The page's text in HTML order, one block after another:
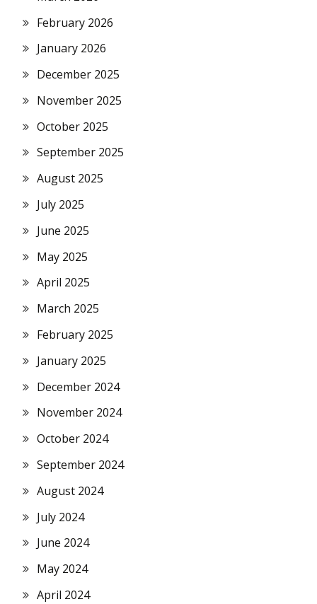
February 2026
January 2026
December 2025
November 2025
October 2025
September 2025
August 2025
July 2025
June 2025
May 2025
April 2025
March 2025
February 2025
January 2025
December 2024
November 2024
October 2024
September 2024
August 2024
July 2024
June 2024
May 2024
April 2024